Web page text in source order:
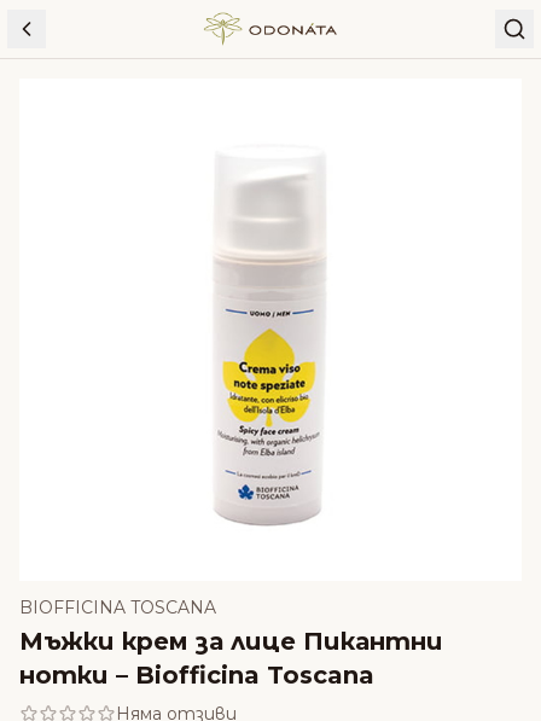
Skip to content
BIOFFICINA TOSCANA
Мъжки крем за лице Пикантни
нотки – Biofficina Toscana
Няма отзиви